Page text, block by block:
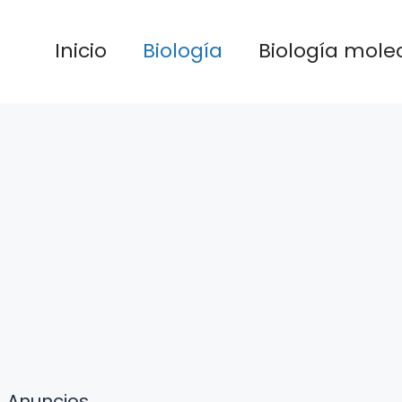
Inicio Biología Biología